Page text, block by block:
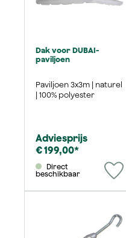
Dak voor DUBAI-
paviljoen
Paviljoen 3x3m | naturel
| 100% polyester
Adviesprijs
€ 199,00*
beschikbaar